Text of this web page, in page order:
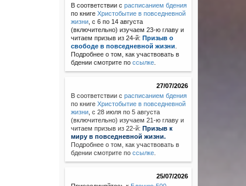
В соответствии срасписанием бдения
по книгеХристобытие в повседневной
жизни , с 6 по 14 августа
(включительно) изучаем 23-ю главу и
читаем призыв из 24-й: Призыв о
свободе в повседневной жизни
Подробнее о том, как участвовать в
бдении смотрите поссылке
27/07/2026
В соответствии с расписанием бдения
по книгеХристобытие в повседневной
жизни с 28 июля по 5 августа
(включительно) изучаем 21-ю главу и
читаем призыв из 22-й: Призыв к
миру в повседневной жизни.
Подробнее о том, как участвовать в
бдении смотрите поссылке
25/07/2026